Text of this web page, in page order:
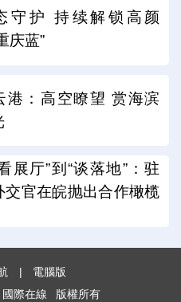
守护 持续解锁高颜
庆蓝”
港：高空瞭望 赏海滨
展厅”到“谈落地”：驻
交官在皖抛出合作橄榄
|
電腦版
國際在線 版權所有